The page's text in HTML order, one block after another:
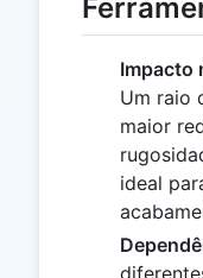
Impacto
Um raio
maior
ideal